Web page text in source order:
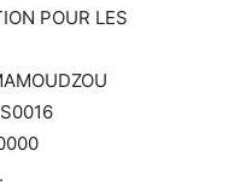
POUR LES